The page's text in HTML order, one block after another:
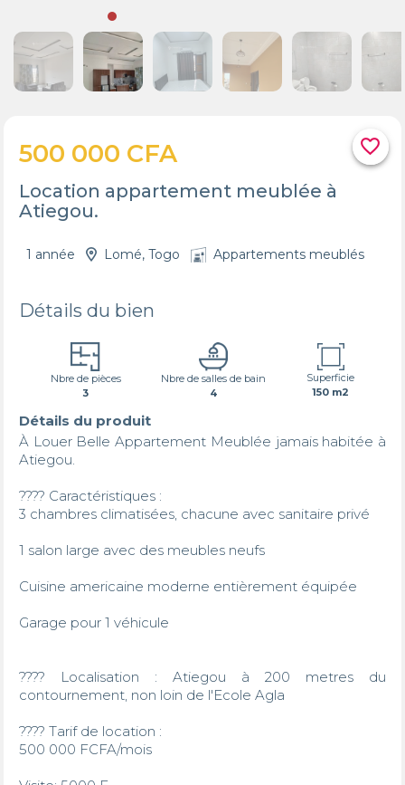
favorite_border
500 000 CFA
Location appartement meublée à
Atiegou.
1 année Lomé, Togo Appartements meublés
Détails du bien
Nbre de pièces
3
Nbre de salles de bain
4
Superficie
150 m2
Détails du produit
À Louer Belle Appartement Meublée jamais habitée à
Atiegou.
???? Caractéristiques :
3 chambres climatisées, chacune avec sanitaire privé
1 salon large avec des meubles neufs
Cuisine americaine moderne entièrement équipée
Garage pour 1 véhicule
???? Localisation : Atiegou à 200 metres du
contournement, non loin de l'Ecole Agla
???? Tarif de location :
500 000 FCFA/mois